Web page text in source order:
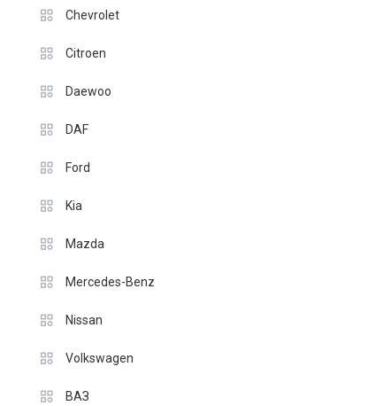
Chevrolet
Citroen
Daewoo
DAF
Ford
Kia
Mazda
Mercedes-Benz
Nissan
Volkswagen
ВАЗ